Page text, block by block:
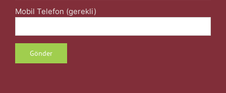
Mobil Telefon (gerekli)